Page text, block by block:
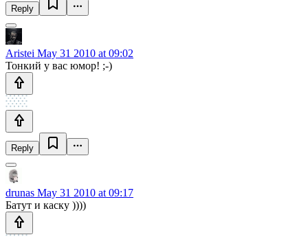
Reply
Aristei May 31 2010 at 09:02
Тонкий у вас юмор! ;-)
Reply
drunas May 31 2010 at 09:17
Батут и каску ))))